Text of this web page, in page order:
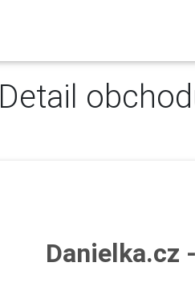
Detail
Danielka.cz